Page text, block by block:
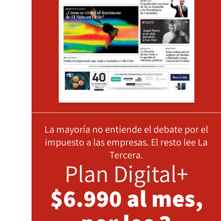
La mayoría no entiende el debate por el
impuesto a las empresas. El resto lee La
Tercera.
Plan Digital+
$6.990 al mes,